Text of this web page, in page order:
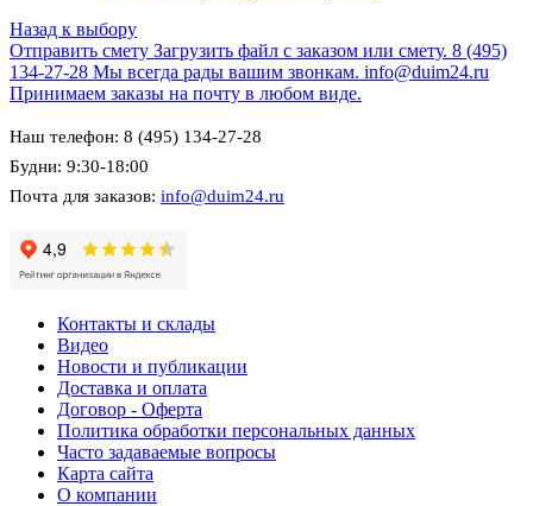
Назад к выбору
Отправить смету Загрузить файл с заказом или смету. 8 (495)
134-27-28 Мы всегда рады вашим звонкам. info@duim24.ru
Принимаем заказы на почту в любом виде.
Наш телефон: 8 (495) 134-27-28
Будни: 9:30-18:00
Почта для заказов: info@duim24.ru
Контакты и склады
Видео
Новости и публикации
Доставка и оплата
Договор - Оферта
Политика обработки персональных данных
Часто задаваемые вопросы
Карта сайта
О компании